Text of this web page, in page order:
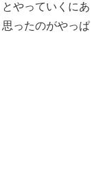
やっていくにあ
ったのがやっぱ